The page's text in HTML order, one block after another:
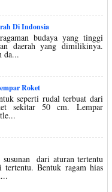
Di Indonsia
budaya yang tinggi
daerah yang dimilikinya.
da...
Roket
seperti rudal terbuat dari
sekitar 50 cm. Lempar
susunan dari aturan tertentu
tertentu. Bentuk ragam hias